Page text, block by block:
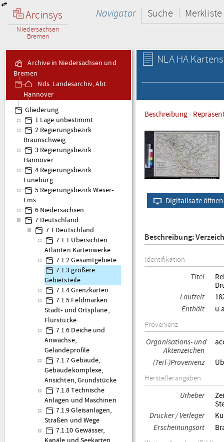
Arcinsys
Niedersachsen
Bremen
Navigator Suche Merkliste
Archive in Niedersachsen und
Bremen
Nds. Landesarchiv, Abt.
Hannover
- Altbestand
Gliederung
1 Lage unbestimmt
2 Regierungsbezirk
Braunschweig
3 Regierungsbezirk
Hannover
4 Regierungsbezirk
Lüneburg
5 Regierungsbezirk Weser-
Ems
6 Niedersachsen
7 Deutschland
7.1 Deutschland
7.1.1 Übersichten
Atlanten Kartenwerke
7.1.2 Gesamtgebiete
7.1.3 größere
Gebietsteile
7.1.4 Grenzkarten
7.1.5 Feldmarken
Stadt- und Ortspläne,
Flurstücke
7.1.6 Deiche und
Anwächse,
Geländeprofile
7.1.7 Gebäude,
Gebäudekomplexe,
Ansichten, Grundstücke
7.1.8 Technische
Anlagen und Maschinen
7.1.9 Gleisanlagen,
Straßen und Wege
7.1.10 Gewässer,
NLA HA
Beschreibung-
Digitalisate öffnen
Beschreibung:
Identifikation
Titel
Laufzeit
Enthält
Provenienz
Organisations- und
Aktenzeichen
(Teil-)Provenienz
Herstellerangaben
Urheber
Drucker / Verleger
Erscheinungsort